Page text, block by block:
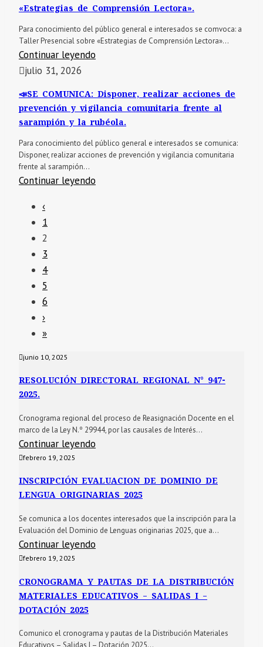
«Estrategias de Comprensión Lectora».
Para conocimiento del público general e interesados se comvoca: a
Taller Presencial sobre «Estrategias de Comprensión Lectora»...
Continuar leyendo
julio 31, 2026
📣SE COMUNICA: Disponer, realizar acciones de
prevención y vigilancia comunitaria frente al
sarampión y la rubéola.
Para conocimiento del público general e interesados se comunica:
Disponer, realizar acciones de prevención y vigilancia comunitaria
frente al sarampión...
Continuar leyendo
‹
1
2
3
4
5
6
›
»
junio 10, 2025
RESOLUCIÓN DIRECTORAL REGIONAL N° 947-
2025.
Cronograma regional del proceso de Reasignación Docente en el
marco de la Ley N.º 29944, por las causales de Interés...
Continuar leyendo
febrero 19, 2025
INSCRIPCIÓN EVALUACION DE DOMINIO DE
LENGUA ORIGINARIAS 2025
Se comunica a los docentes interesados que la inscripción para la
Evaluación del Dominio de Lenguas originarias 2025, que a...
Continuar leyendo
febrero 19, 2025
CRONOGRAMA Y PAUTAS DE LA DISTRIBUCIÓN
MATERIALES EDUCATIVOS – SALIDAS I –
DOTACIÓN 2025
Comunico el cronograma y pautas de la Distribución Materiales